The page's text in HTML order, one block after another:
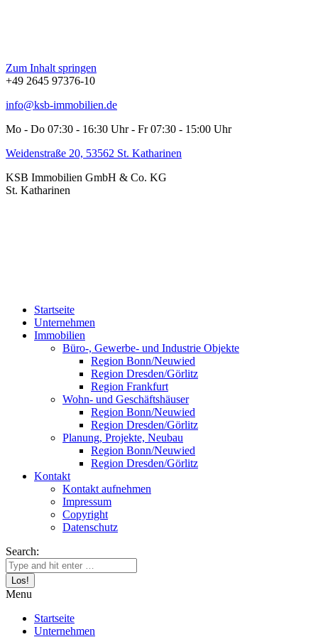
Zum Inhalt springen
+49 2645 97376-10
info@ksb-immobilien.de
Mo - Do 07:30 - 16:30 Uhr - Fr 07:30 - 15:00 Uhr
Weidenstraße 20, 53562 St. Katharinen
KSB Immobilien GmbH & Co. KG
St. Katharinen
Startseite
Unternehmen
Immobilien
Büro-, Gewerbe- und Industrie Objekte
Region Bonn/Neuwied
Region Dresden/Görlitz
Region Frankfurt
Wohn- und Geschäftshäuser
Region Bonn/Neuwied
Region Dresden/Görlitz
Planung, Projekte, Neubau
Region Bonn/Neuwied
Region Dresden/Görlitz
Kontakt
Kontakt aufnehmen
Impressum
Copyright
Datenschutz
Search:
Menu
Startseite
Unternehmen